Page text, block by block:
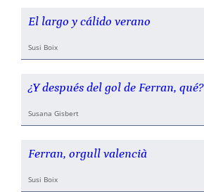
El largo y cálido verano
Susi Boix
¿Y después del gol de Ferran, qué?
Susana Gisbert
Ferran, orgull valencià
Susi Boix